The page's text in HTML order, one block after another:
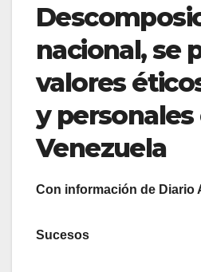
nacional, se
valores
y personales
Venezuela
Con información de Diario
Sucesos